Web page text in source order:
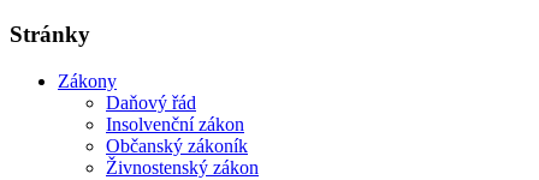
Stránky
Zákony
Daňový řád
Insolvenční zákon
Občanský zákoník
Živnostenský zákon